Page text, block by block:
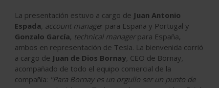
La presentación estuvo a cargo de Juan Antonio
Espada, account manager para España y Portugal y
Gonzalo García, technical managerpara España,
ambos en representación de Tesla. La bienvenida corrió
a cargo de Juan de Dios Bornay, CEO de Bornay,
acompañado de todo el equipo comercial de la
compañía: "Para Bornay es un orgullo ser un punto de